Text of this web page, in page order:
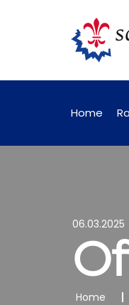
online abrufbar
Home
06.03.2025
Home